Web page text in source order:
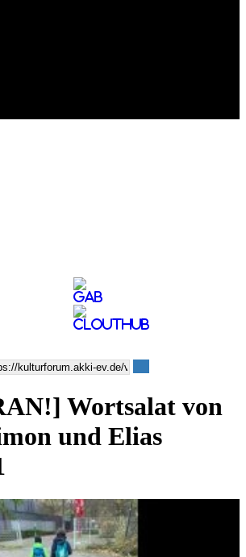
Wortsalat von
und Elias